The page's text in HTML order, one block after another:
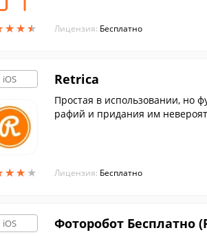
★★★
★★★ Лицензия: Бесплатно
iOS
★★ ★
★★ ★
Retrica
Простая в использовании, но
рафий и придания им
Лицензия: Бесплатно
iOS Фоторобот Бесплатно